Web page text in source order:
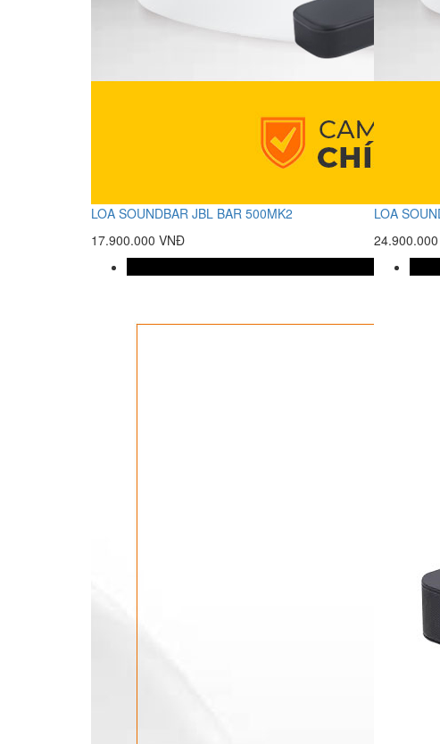
LOA SOUNDBAR JBL BAR 500MK2
17.900.000 VNĐ
LOA